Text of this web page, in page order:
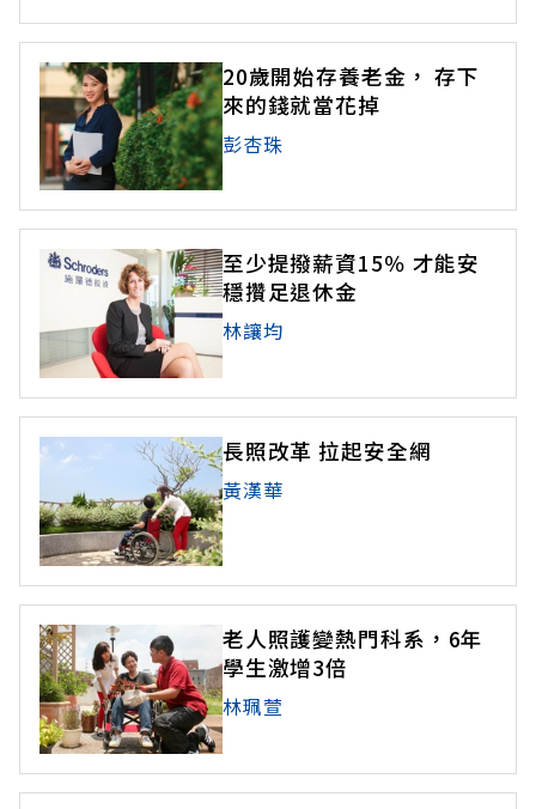
步道散步，一切都如尋常日子般。突然間咚的一
聲，陳太太倒了下來，口吐白沫，失去意識。從沒
料想到這個場景的陳志賢，一時之間
20歲開始存養老金， 存下
來的錢就當花掉
彭杏珠
至少提撥薪資15％ 才能安
穩攢足退休金
林讓均
長照改革 拉起安全網
黃漢華
老人照護變熱門科系，6年
學生激增3倍
林珮萱